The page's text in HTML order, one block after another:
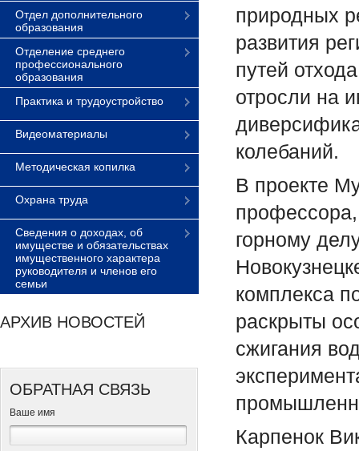
Отдел дополнительного
образования
Отделение среднего
профессионального
образования
Практика и трудоустройство
Видеоматериалы
Методическая копилка
Охрана труда
Сведения о доходах, об
имуществе и обязательствах
имущественного характера
руководителя и членов его
семьи
АРХИВ НОВОСТЕЙ
ОБРАТНАЯ СВЯЗЬ
Ваше имя
природных
развития
путей
отросли на
колебаний.
В проекте
профессора,
горному
комплекса
раскрыты
сжигания
Карпенок